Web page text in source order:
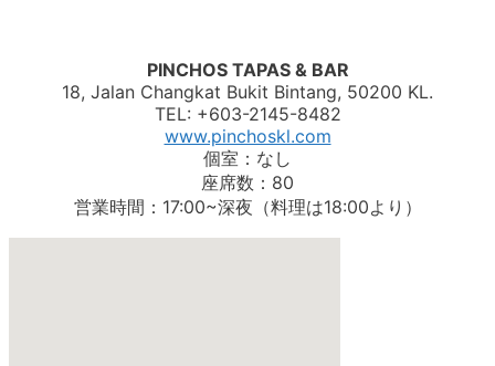
PINCHOS TAPAS & BAR
18, Jalan Changkat Bukit Bintang, 50200 KL.
TEL: +603-2145-8482
www.pinchoskl.com
個室：なし
座席数：80
営業時間：17:00~深夜（料理は18:00より）